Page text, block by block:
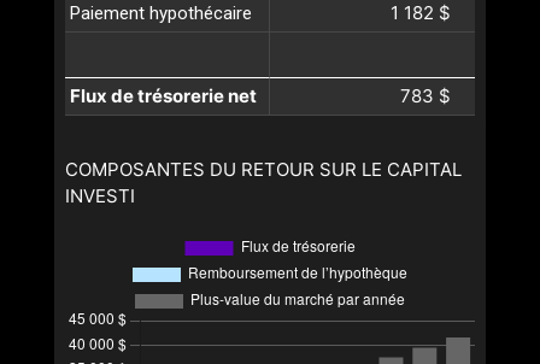
Paiement hypothécaire 1 182 $
Flux de trésorerie net 783 $
COMPOSANTES DU RETOUR SUR LE CAPITAL
INVESTI